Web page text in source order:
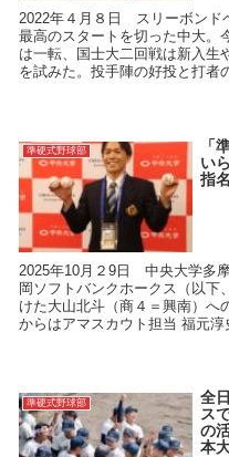
2022年４月８日 スリーボンド
最高のスタートを切った中大。
は一転、国士大二回戦は新入生
を試みた。投手陣の好投と打者
準硬式野球部
「
い
指
2025年10月２9日 中央大学多
岡ソフトバンクホークス（以下
けた大山北斗（商４＝興南）へ
からはアマスカウト担当 福元淳
準硬式野球部
全
ス
の
本